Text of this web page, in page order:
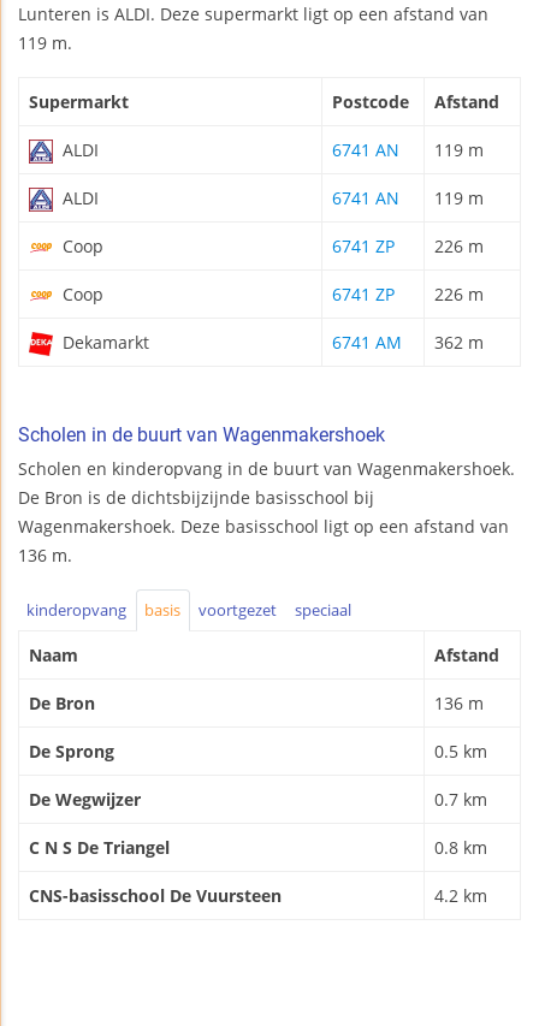
Lunteren is ALDI. Deze supermarkt ligt op een afstand van
119 m.
Supermarkt Postcode Afstand
ALDI 6741 AN 119 m
ALDI 6741 AN 119 m
Coop 6741 ZP 226 m
Coop 6741 ZP 226 m
Dekamarkt 6741 AM 362 m
Scholen in de buurt van Wagenmakershoek
Scholen en kinderopvang in de buurt van Wagenmakershoek.
De Bron is de dichtsbijzijnde basisschool bij
Wagenmakershoek. Deze basisschool ligt op een afstand van
136 m.
kinderopvang basis voortgezet speciaal
Naam Afstand
De Bron 136 m
De Sprong 0.5 km
De Wegwijzer 0.7 km
C N S De Triangel 0.8 km
CNS-basisschool De Vuursteen 4.2 km